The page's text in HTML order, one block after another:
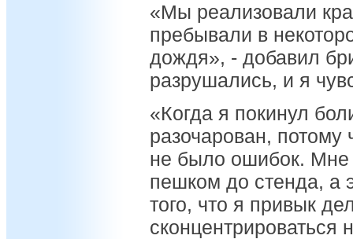
«Мы реализовали
пребывали в
дождя», - добавил
разрушались, и я
«Когда я покинул
разочарован, потому
не было ошибок. Мне
пешком до стенда, а
того, что я привык
сконцентрироваться